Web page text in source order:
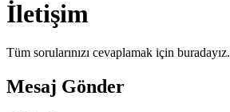
İletişim
Tüm sorularınızı cevaplamak için buradayız.
Mesaj Gönder